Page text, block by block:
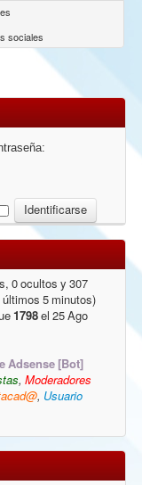
sociales
0 ocultos y 307
5 minutos)
1798 el 25 Ago
Adsense [Bot]
, Moderadores
, Usuario